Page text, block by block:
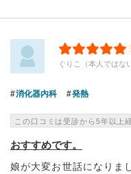
ぐりこ（本人ではな
消化器内科 発熱
この口コミは受診から5年以上
おすすめです。
娘が大変お世話になりま